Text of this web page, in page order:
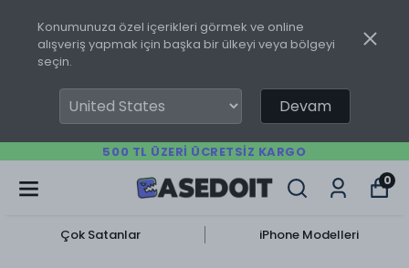
Konumunuza özel içerikleri görmek ve online
alışveriş yapmak için başka bir ülkeyi veya bölgeyi
seçin.
Devam
500 TL ÜZERI ÜCRETSIZ KARGO
0
Çok Satanlar iPhone Modelleri